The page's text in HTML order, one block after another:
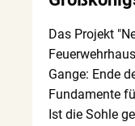
Das Projekt
Gange: Ende
Fundamente
Ist die Sohle